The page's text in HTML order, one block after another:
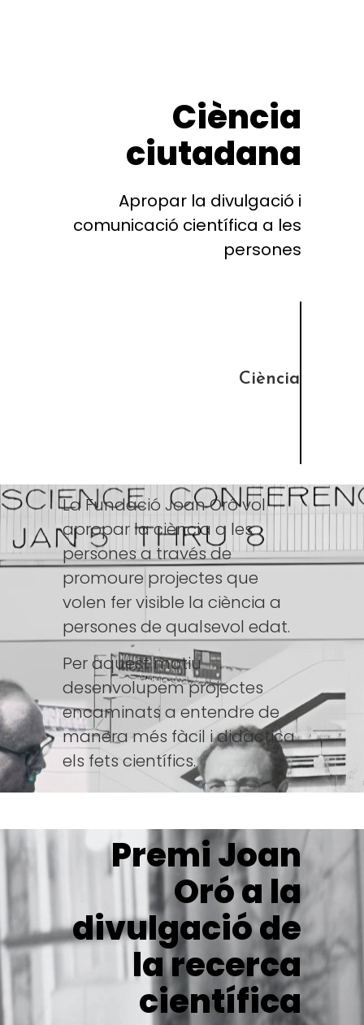
Ciència
ciutadana
Apropar la divulgació i
comunicació científica a les
persones
Ciència
La Fundació Joan Oró vol
apropar la ciència a les
persones a través de
promoure projectes que
volen fer visible la ciència a
persones de qualsevol edat.
Per aquest motiu
desenvolupem projectes
encaminats a entendre de
manera més fàcil i didàctica
els fets científics.
Premi Joan
Oró a la
divulgació de
la recerca
científica